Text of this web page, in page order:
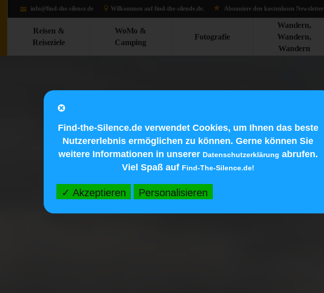
info@find-the-silence.de Wilkommen auf find-the-silende.d e. Abonniere den kostenlosen Newsletter
Reisen &
Reiseziele
WoMo &
Camping
Fotografie
Wandern,
Wandern,
Wandern
Find-the-Silence.de verwendet Cookies, um Ihnen das beste
Nutzererlebnis ermöglichen zu können. Gerne können Sie
weitere Informationen in unserer Datenschutzerklärung abrufen.
Viel Spaß auf Find-The-Silence.de!
✓ Akzeptieren Personalisieren